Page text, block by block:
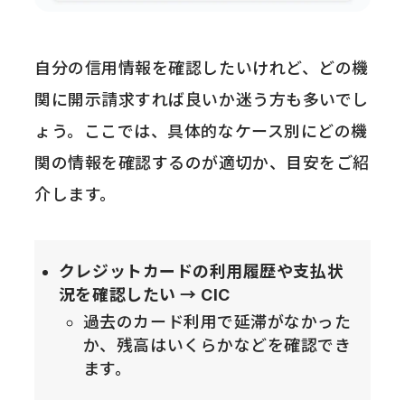
自分の信用情報を確認したいけれど、どの機
関に開示請求すれば良いか迷う方も多いでし
ょう。ここでは、具体的なケース別にどの機
関の情報を確認するのが適切か、目安をご紹
介します。
クレジットカードの利用履歴や支払状
況を確認したい → CIC
過去のカード利用で延滞がなかった
か、残高はいくらかなどを確認でき
ます。